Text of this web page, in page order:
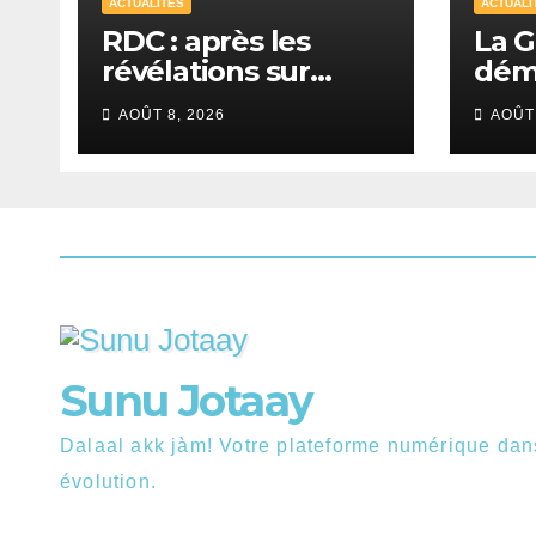
RDC : après les
révélations sur
l’uranium dans les
exportations de
cobalt, Kinshasa
vérification
AOÛT 8, 2026
La
Sunu Jotaay
Dalaal akk jàm! Votre plateforme numérique
évolution.